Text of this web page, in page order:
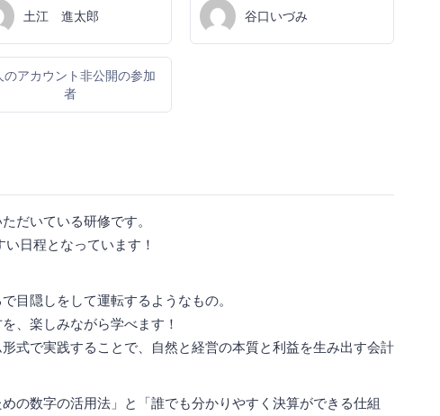
土江 進太郎 谷口いづみ
のアカウント非公開の参加
者
だいている研修です。
日程となっています！
目隠しをして運転するようなもの。
、楽しみながら学べます！
式で実践することで、自然と経営の本質と利益を生み出す会計
の数字の活用法」と「誰でも分かりやすく決算ができる仕組